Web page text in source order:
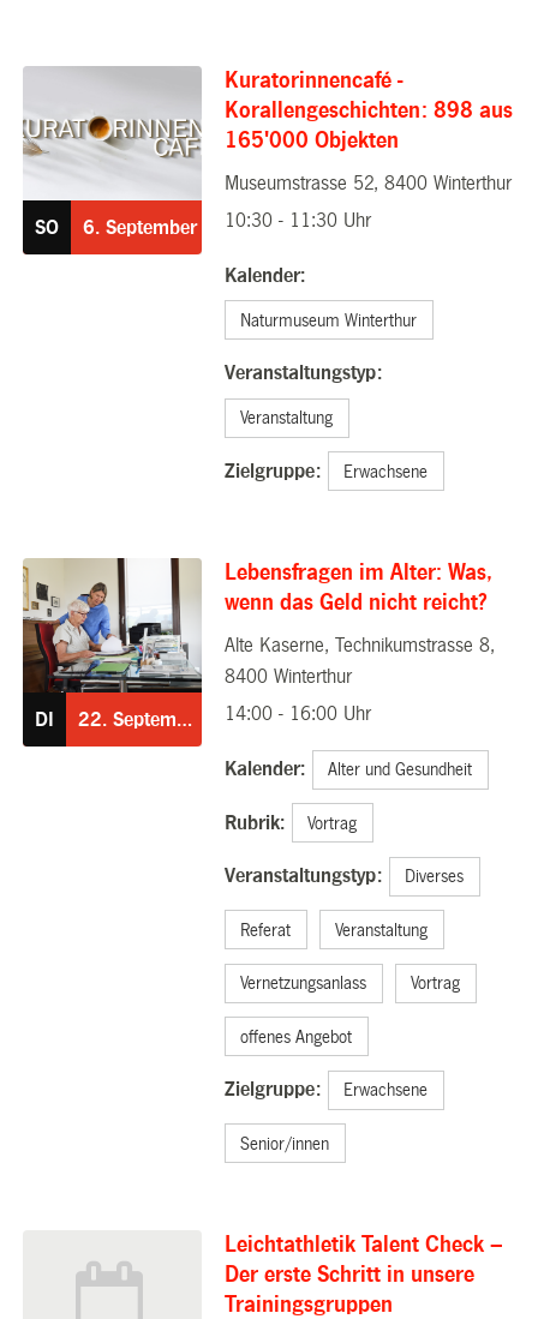
SO 6. September
Kuratorinnencafé -
Korallengeschichten: 898 aus
165'000 Objekten
Museumstrasse 52, 8400 Winterthur
10:30 - 11:30 Uhr
Kalender:
Naturmuseum Winterthur
Veranstaltungstyp:
Veranstaltung
Zielgruppe: Erwachsene
DI 22. September
Lebensfragen im Alter: Was,
wenn das Geld nicht reicht?
Alte Kaserne, Technikumstrasse 8,
8400 Winterthur
14:00 - 16:00 Uhr
Kalender: Alter und Gesundheit
Rubrik: Vortrag
Veranstaltungstyp: Diverses
Referat Veranstaltung
Vernetzungsanlass Vortrag
offenes Angebot
Zielgruppe: Erwachsene
Senior/innen
Leichtathletik Talent Check –
Der erste Schritt in unsere
Trainingsgruppen